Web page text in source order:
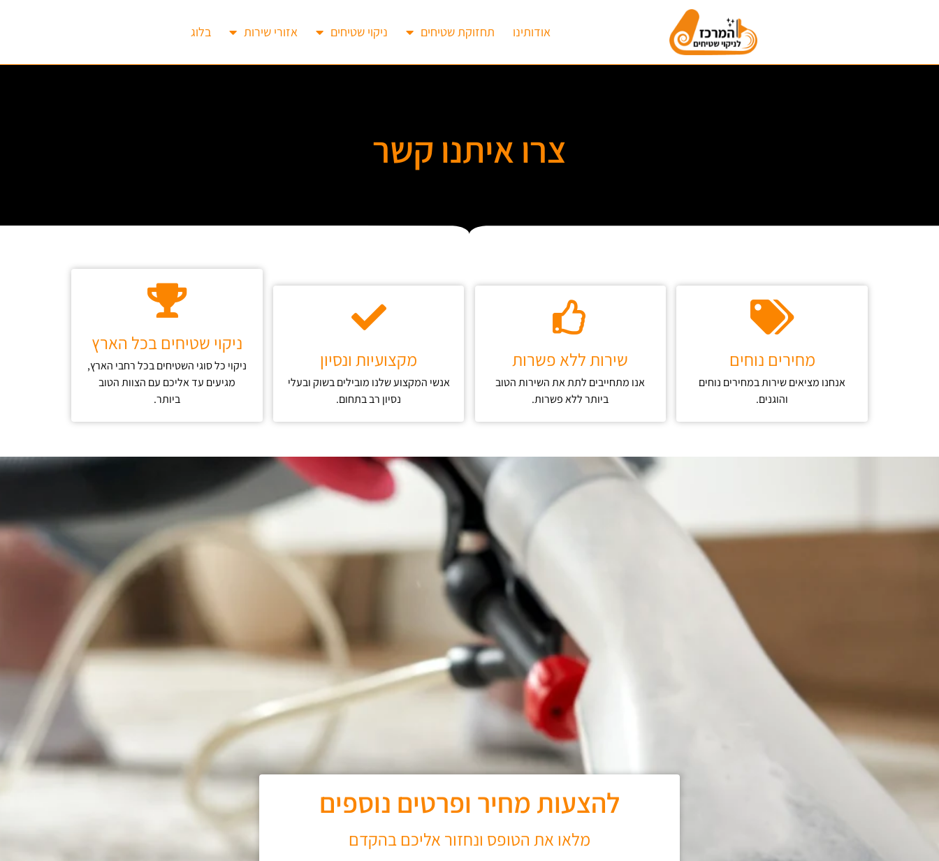
אודותינו תחזוקת שטיחים ניקוי שטיחים אזורי שירות בלוג
צרו איתנו קשר
מחירים נוחים
אנחנו מציאים שירות במחירים נוחים
והוגנים.
שירות ללא פשרות
אנו מתחייבים לתת את השירות הטוב
ביותר ללא פשרות.
מקצועיות ונסיון
אנשי המקצוע שלנו מובילים בשוק ובעלי
נסיון רב בתחום.
ניקוי שטיחים בכל הארץ
ניקוי כל סוגי השטיחים בכל רחבי הארץ,
מגיעים עד אליכם עם הצוות הטוב
ביותר.
להצעות מחיר ופרטים נוספים
מלאו את הטופס ונחזור אליכם בהקדם